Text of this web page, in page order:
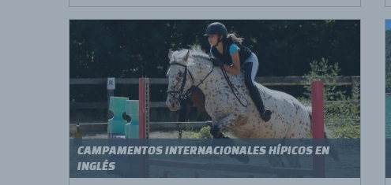
CAMPAMENTOS INTERNACIONALES HÍPICOS EN
INGLÉS